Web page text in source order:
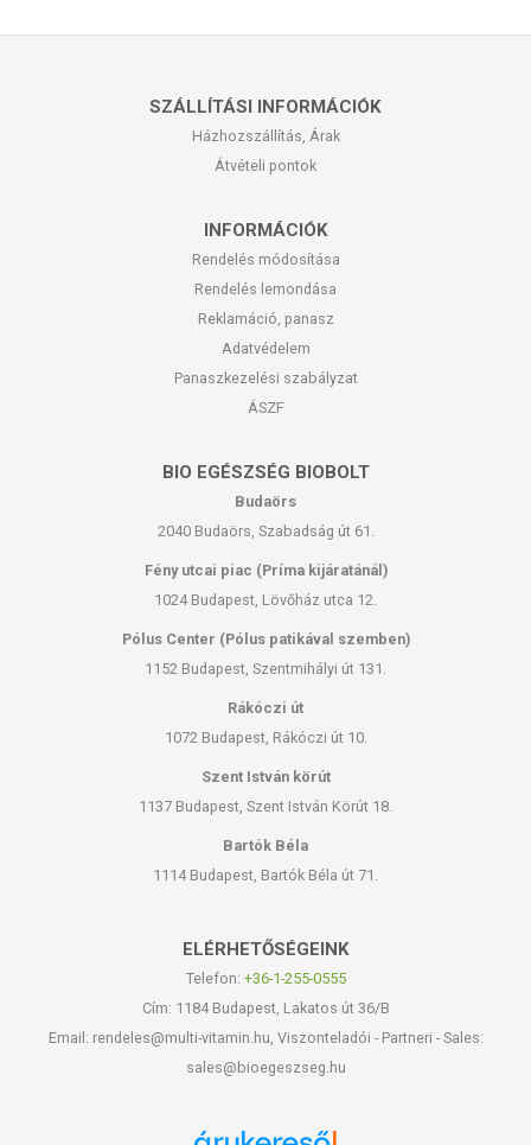
SZÁLLÍTÁSI INFORMÁCIÓK
Házhozszállítás, Árak
Átvételi pontok
INFORMÁCIÓK
Rendelés módosítása
Rendelés lemondása
Reklamáció, panasz
Adatvédelem
Panaszkezelési szabályzat
ÁSZF
BIO EGÉSZSÉG BIOBOLT
Budaörs
2040 Budaörs, Szabadság út 61.
Fény utcai piac (Príma kijáratánál)
1024 Budapest, Lövőház utca 12.
Pólus Center (Pólus patikával szemben)
1152 Budapest, Szentmihályi út 131.
Rákóczi út
1072 Budapest, Rákóczi út 10.
Szent István körút
1137 Budapest, Szent István Körút 18.
Bartók Béla
1114 Budapest, Bartók Béla út 71.
ELÉRHETŐSÉGEINK
Telefon: +36-1-255-0555
Cím: 1184 Budapest, Lakatos út 36/B
Email: rendeles@multi-vitamin.hu, Viszonteladói - Partneri - Sales:
sales@bioegeszseg.hu